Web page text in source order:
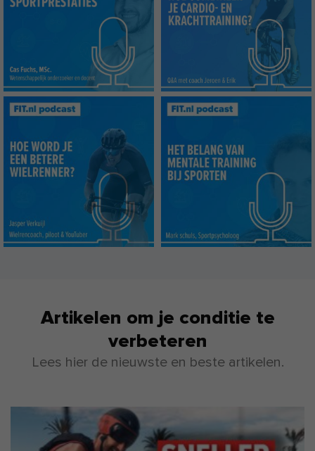
Artikelen om je conditie te
verbeteren
Lees hier de nieuwste en beste artikelen.